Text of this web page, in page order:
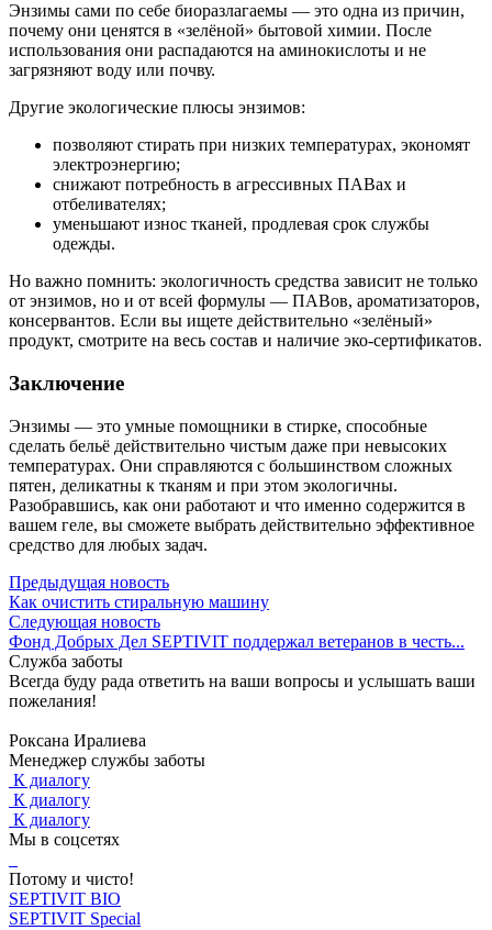
Энзимы сами по себе биоразлагаемы — это одна из причин,
почему они ценятся в «зелёной» бытовой химии. После
использования они распадаются на аминокислоты и не
загрязняют воду или почву.
Другие экологические плюсы энзимов:
позволяют стирать при низких температурах, экономят
электроэнергию;
снижают потребность в агрессивных ПАВах и
отбеливателях;
уменьшают износ тканей, продлевая срок службы
одежды.
Но важно помнить: экологичность средства зависит не только
от энзимов, но и от всей формулы — ПАВов, ароматизаторов,
консервантов. Если вы ищете действительно «зелёный»
продукт, смотрите на весь состав и наличие эко-сертификатов.
Заключение
Энзимы — это умные помощники в стирке, способные
сделать бельё действительно чистым даже при невысоких
температурах. Они справляются с большинством сложных
пятен, деликатны к тканям и при этом экологичны.
Разобравшись, как они работают и что именно содержится в
вашем геле, вы сможете выбрать действительно эффективное
средство для любых задач.
Предыдущая новость
Как очистить стиральную машину
Следующая новость
Фонд Добрых Дел SEPTIVIT поддержал ветеранов в честь...
Служба заботы
Всегда буду рада ответить на ваши вопросы и услышать ваши
пожелания!
Роксана Иралиева
Менеджер службы заботы
К диалогу
К диалогу
К диалогу
Мы в соцсетях
Потому и чисто!
SEPTIVIT BIO
SEPTIVIT Special